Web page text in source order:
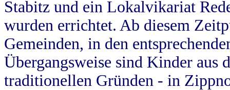
Stabitz und ein Lokalvikariat
wurden errichtet. Ab diesem
Gemeinden, in den
Übergangsweise sind Kinder aus
traditionellen Gründen - in